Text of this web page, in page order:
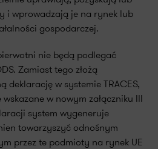
i wprowadzają je na rynek lub
gospodarczej.
nie będą podlegać
Zamiast tego złożą
deklarację w systemie TRACES,
w nowym załączniku III
system wygeneruje
towarzyszyć odnośnym
przez te podmioty na rynek UE